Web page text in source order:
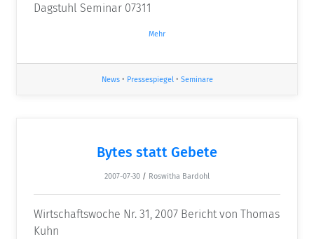
Dagstuhl Seminar 07311
Mehr
News• Pressespiegel• Seminare
Bytes statt Gebete
2007-07-30 / Roswitha Bardohl
Wirtschaftswoche Nr. 31, 2007 Bericht von Thomas
Kuhn